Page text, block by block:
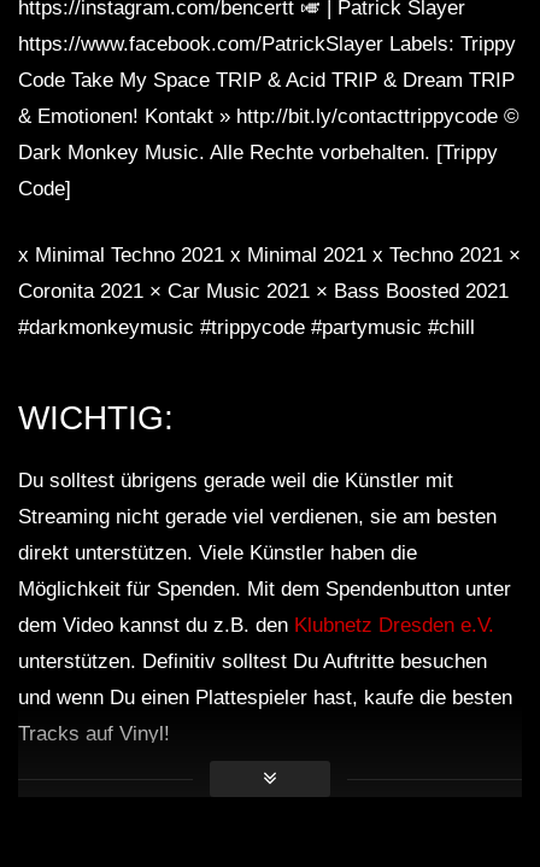
https://instagram.com/bencertt 🎺 | Patrick Slayer
https://www.facebook.com/PatrickSlayer Labels: Trippy
Code Take My Space TRIP & Acid TRIP & Dream TRIP
& Emotionen! Kontakt » http://bit.ly/contacttrippycode ©
Dark Monkey Music. Alle Rechte vorbehalten. [Trippy
Code]
x Minimal Techno 2021 x Minimal 2021 x Techno 2021 ×
Coronita 2021 × Car Music 2021 × Bass Boosted 2021
#darkmonkeymusic #trippycode #partymusic #chill
WICHTIG:
Du solltest übrigens gerade weil die Künstler mit
Streaming nicht gerade viel verdienen, sie am besten
direkt unterstützen. Viele Künstler haben die
Möglichkeit für Spenden. Mit dem Spendenbutton unter
dem Video kannst du z.B. den Klubnetz Dresden e.V.
unterstützen. Definitiv solltest Du Auftritte besuchen
und wenn Du einen Plattespieler hast, kaufe die besten
Tracks auf Vinyl!